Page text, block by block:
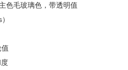
色毛玻璃色，带透明值